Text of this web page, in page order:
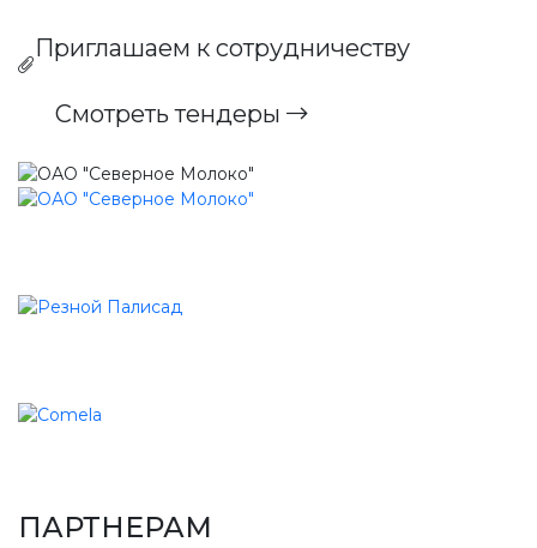
Приглашаем к сотрудничеству
Смотреть тендеры
ПАРТНЕРАМ